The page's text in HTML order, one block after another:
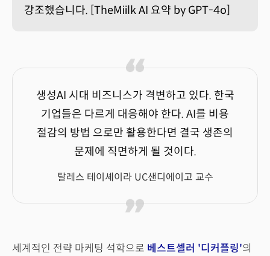
강조했습니다. [TheMiilk AI 요약 by GPT-4o]
생성AI 시대 비즈니스가 격변하고 있다. 한국
기업들은 다르게 대응해야 한다. AI를 비용
절감의 방법 으로만 활용한다면 결국 생존의
문제에 직면하게 될 것이다.
탈레스 테이셰이라 UC샌디에이고 교수
세계적인 전략 마케팅 석학으로 베스트셀러 '디커플링'의